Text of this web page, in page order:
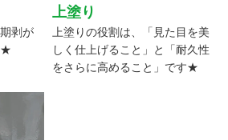
剥が
★
上塗り
上塗りの役割は、「見た目を美
しく仕上げること」と「耐久性
をさらに高めること」です★